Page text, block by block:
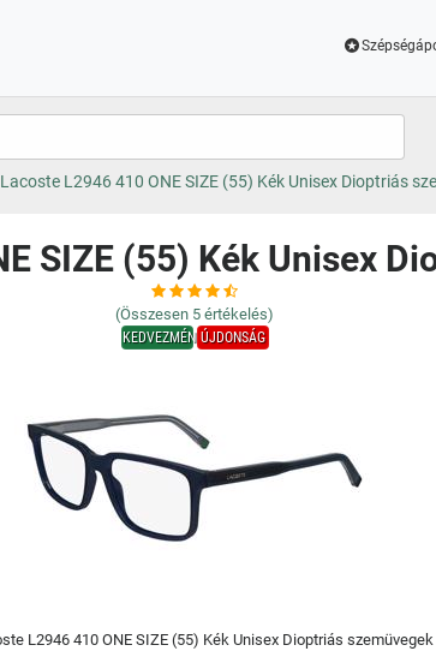
Lacoste L2946 410 ONE SIZE (55) Kék Unisex Dioptriás
SIZE (55) Kék Unisex
(Összesen 5 értékelés)
KEDVEZMÉNYÚJDONSÁG
L2946 410 ONE SIZE (55) Kék Unisex Dioptriás szemüvegek